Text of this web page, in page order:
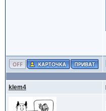
klem4